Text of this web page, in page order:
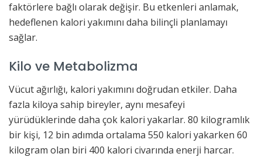
faktörlere bağlı olarak değişir. Bu etkenleri anlamak,
hedeflenen kalori yakımını daha bilinçli planlamayı
sağlar.
Kilo ve Metabolizma
Vücut ağırlığı, kalori yakımını doğrudan etkiler. Daha
fazla kiloya sahip bireyler, aynı mesafeyi
yürüdüklerinde daha çok kalori yakarlar. 80 kilogramlık
bir kişi, 12 bin adımda ortalama 550 kalori yakarken 60
kilogram olan biri 400 kalori civarında enerji harcar.